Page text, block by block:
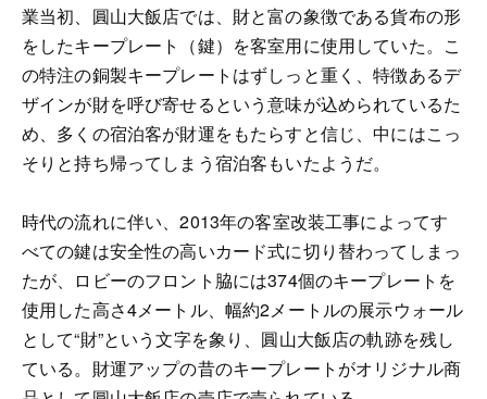
業当初、圓山大飯店では、財と富の象徴である貨布の形
をしたキープレート（鍵）を客室用に使用していた。こ
の特注の銅製キープレートはずしっと重く、特徴あるデ
ザインが財を呼び寄せるという意味が込められているた
め、多くの宿泊客が財運をもたらすと信じ、中にはこっ
そりと持ち帰ってしまう宿泊客もいたようだ。
時代の流れに伴い、2013年の客室改装工事によってす
べての鍵は安全性の高いカード式に切り替わってしまっ
たが、ロビーのフロント脇には374個のキープレートを
使用した高さ4メートル、幅約2メートルの展示ウォール
として“財”という文字を象り、圓山大飯店の軌跡を残し
ている。財運アップの昔のキープレートがオリジナル商